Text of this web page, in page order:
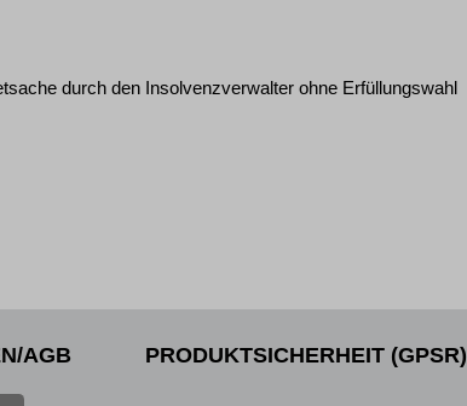
durch den Insolvenzverwalter ohne Erfüllungswahl
AGB PRODUKTSICHERHEIT (GPSR)